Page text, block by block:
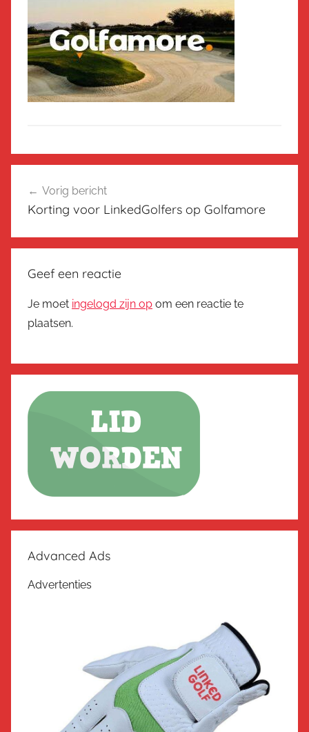
navigatie
Vorig bericht
Korting voor LinkedGolfers op Golfamore
Geef een reactie
Je moet ingelogd zijn op om een reactie te
plaatsen.
Advanced Ads
Advertenties